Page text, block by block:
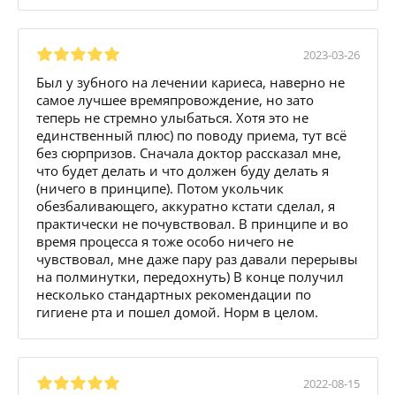
2023-03-26
Был у зубного на лечении кариеса, наверно не
самое лучшее времяпровождение, но зато
теперь не стремно улыбаться. Хотя это не
единственный плюс) по поводу приема, тут всё
без сюрпризов. Сначала доктор рассказал мне,
что будет делать и что должен буду делать я
(ничего в принципе). Потом укольчик
обезбаливающего, аккуратно кстати сделал, я
практически не почувствовал. В принципе и во
время процесса я тоже особо ничего не
чувствовал, мне даже пару раз давали перерывы
на полминутки, передохнуть) В конце получил
несколько стандартных рекомендации по
гигиене рта и пошел домой. Норм в целом.
2022-08-15